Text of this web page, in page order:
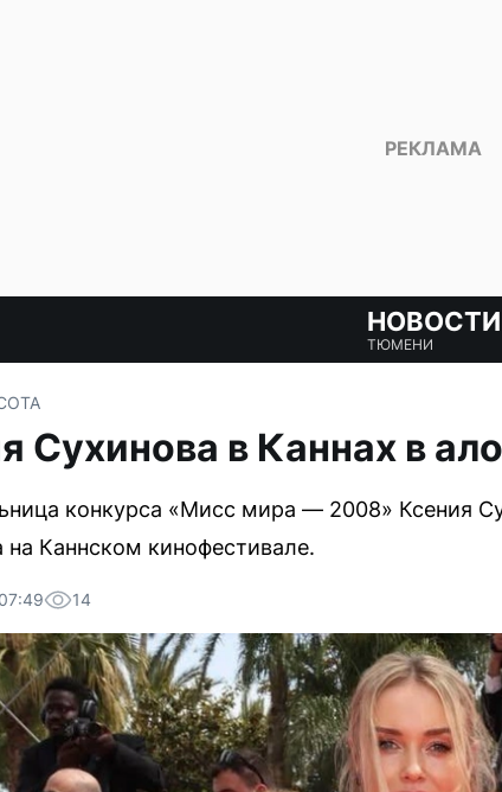
НОВОСТИ
ТЮМЕНИ
Сухинова в Каннах в
конкурса «Мисс мира — 2008» Ксения
на Каннском кинофестивале.
14